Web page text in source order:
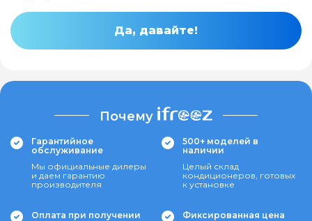
Да, давайте!
Почему
Гарантийное
обслуживание
Мы официальные дилеры
и даем гарантию
производителя
500+ моделей в
наличии
Целый склад
кондиционеров, готовых
к установке
Оплата при получении Фиксированная цена